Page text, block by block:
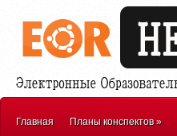
Главная Планы конспектов»